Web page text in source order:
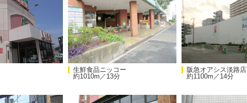
生鮮食品ニッコー
約1010m／13分
阪急オアシス淡路店
約1100m／14分